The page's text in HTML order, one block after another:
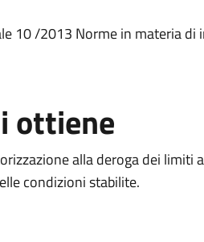
10 /2013 Norme in materia
ottiene
alla deroga dei
condizioni stabilite.